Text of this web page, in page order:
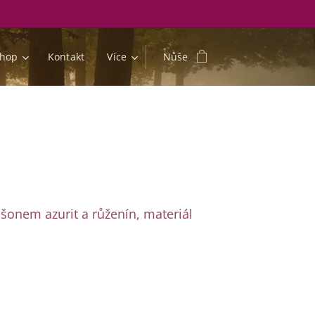
Kontakt Více Nůše
azurit a růženín, materiál